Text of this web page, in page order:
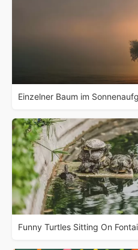
Einzelner Baum im
Funny Turtles Sitting On